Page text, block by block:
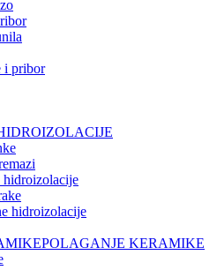
i pribor
hidroizolacije
hidroizolacije
POLAGANJE KERAMIKE